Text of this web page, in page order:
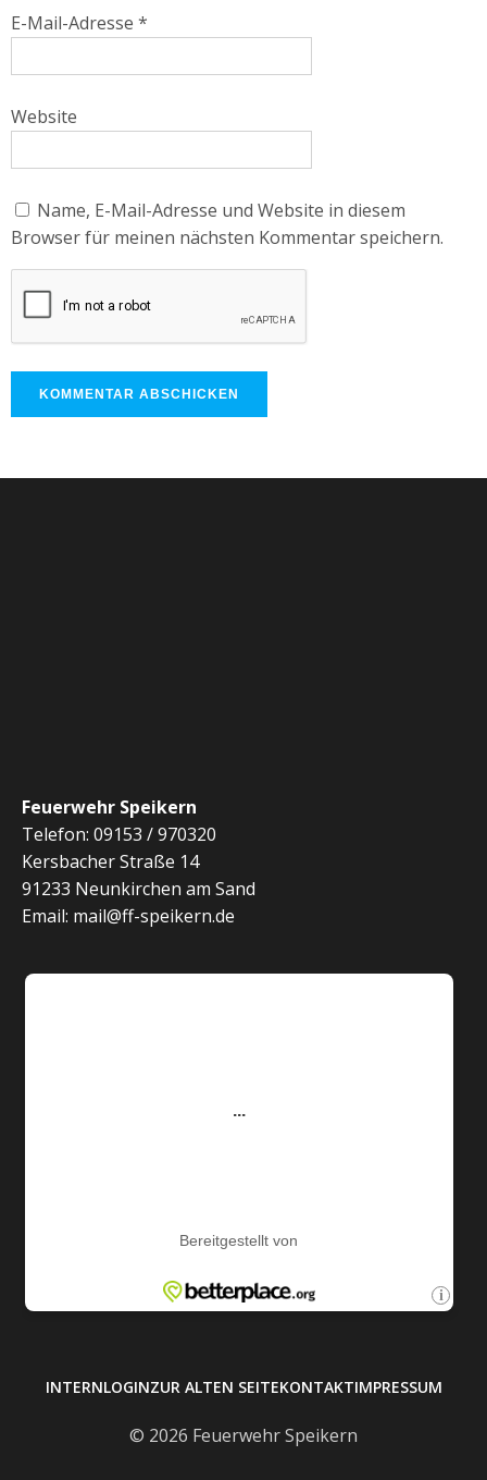
E-Mail-Adresse *
Website
Name, E-Mail-Adresse und Website in diesem
Browser für meinen nächsten Kommentar speichern.
Feuerwehr Speikern
Telefon: 09153 / 970320
Kersbacher Straße 14
91233 Neunkirchen am Sand
Email: mail@ff-speikern.de
INTERNLOGINZUR ALTEN SEITEKONTAKTIMPRESSUM
© 2026 Feuerwehr Speikern